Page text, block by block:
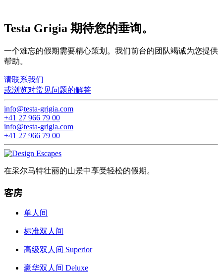
Testa Grigia 期待您的垂询。
一个难忘的假期需要精心策划。我们前台的团队竭诚为您提供
帮助。
请联系我们
或浏览对常见问题的解答
info@testa-grigia.com
+41 27 966 79 00
info@testa-grigia.com
+41 27 966 79 00
在采尔马特壮丽的山景中享受轻松的假期。
客房
单人间
标准双人间
高级双人间 Superior
豪华双人间 Deluxe